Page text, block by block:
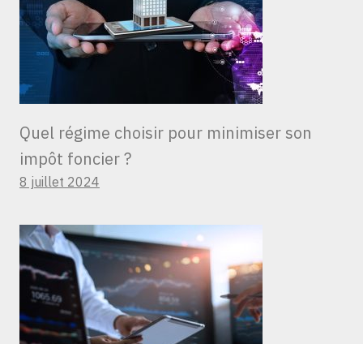
Quel régime choisir pour minimiser son
impôt foncier ?
8 juillet 2024